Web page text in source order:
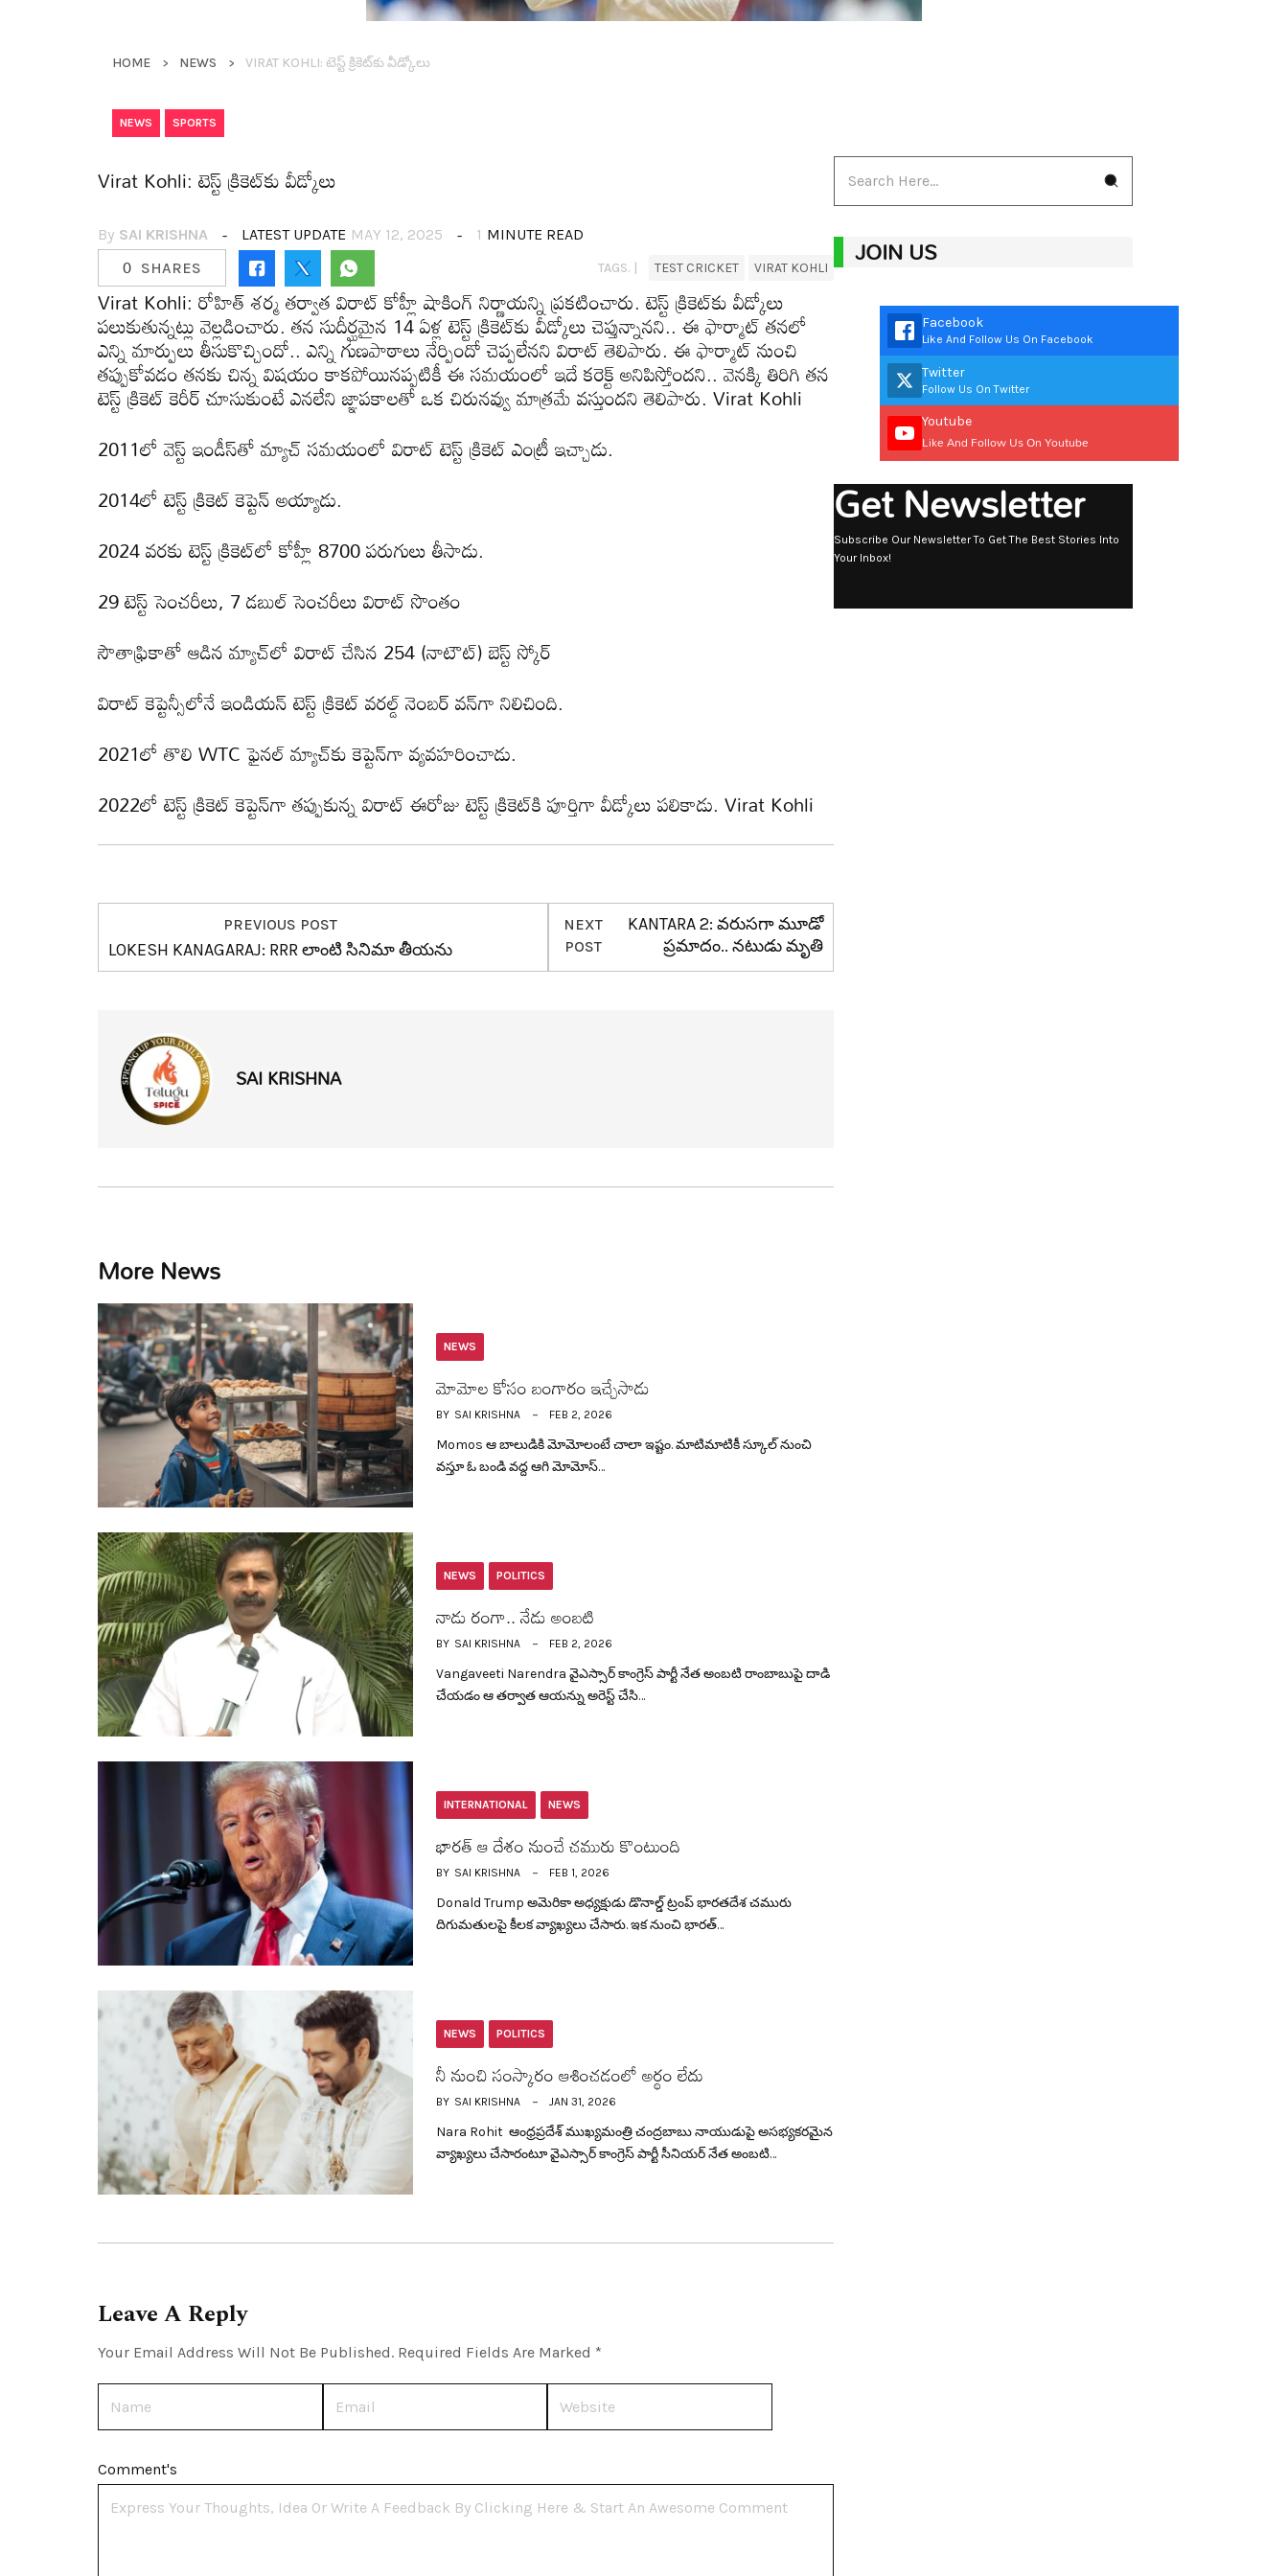
HOME NEWS VIRAT KOHLI: టెస్ట్ క్రికెట్‌కు వీడ్కోలు
NEWS SPORTS
Virat Kohli: టెస్ట్ క్రికెట్‌కు వీడ్కోలు
By SAI KRISHNA LATEST UPDATE MAY 12, 2025 1 MINUTE READ
0 SHARES TAGS. | TEST CRICKET VIRAT KOHLI
Virat Kohli: రోహిత్ శ‌ర్మ త‌ర్వాత విరాట్ కోహ్లీ షాకింగ్ నిర్ణాయ‌న్ని ప్ర‌కటించారు. టెస్ట్ క్రికెట్‌కు వీడ్కోలు
ప‌లుకుతున్న‌ట్లు వెల్ల‌డించారు. త‌న సుదీర్ఘ‌మైన 14 ఏళ్ల‌ టెస్ట్ క్రికెట్‌కు వీడ్కోలు చెప్తున్నాన‌ని.. ఈ ఫార్మాట్ త‌న‌లో
ఎన్ని మార్పులు తీసుకొచ్చిందో.. ఎన్ని గుణ‌పాఠాలు నేర్పిందో చెప్ప‌లేన‌ని విరాట్ తెలిపారు. ఈ ఫార్మాట్ నుంచి
త‌ప్పుకోవ‌డం త‌న‌కు చిన్న విష‌యం కాక‌పోయిన‌ప్ప‌టికీ ఈ స‌మయంలో ఇదే క‌రెక్ట్ అనిపిస్తోంద‌ని.. వెన‌క్కి తిరిగి త‌న
టెస్ట్ క్రికెట్ కెరీర్ చూసుకుంటే ఎన‌లేని జ్ఞాప‌కాలతో ఒక చిరున‌వ్వు మాత్ర‌మే వ‌స్తుంద‌ని తెలిపారు. Virat Kohli
2011లో వెస్ట్ ఇండీస్‌తో మ్యాచ్ స‌మ‌యంలో విరాట్ టెస్ట్ క్రికెట్ ఎంట్రీ ఇచ్చాడు.
2014లో టెస్ట్ క్రికెట్ కెప్టెన్ అయ్యాడు.
2024 వ‌ర‌కు టెస్ట్ క్రికెట్‌లో కోహ్లీ 8700 ప‌రుగులు తీసాడు.
29 టెస్ట్ సెంచ‌రీలు, 7 డ‌బుల్ సెంచరీలు విరాట్ సొంతం
సౌతాఫ్రికాతో ఆడిన మ్యాచ్‌లో విరాట్ చేసిన 254 (నాటౌట్) బెస్ట్ స్కోర్
విరాట్ కెప్టెన్సీలోనే ఇండియ‌న్ టెస్ట్ క్రికెట్ వ‌ర‌ల్డ్ నెంబ‌ర్ వ‌న్‌గా నిలిచింది.
2021లో తొలి WTC ఫైన‌ల్ మ్యాచ్‌కు కెప్టెన్‌గా వ్య‌వ‌హ‌రించాడు.
2022లో టెస్ట్ క్రికెట్ కెప్టెన్‌గా త‌ప్పుకున్న విరాట్ ఈరోజు టెస్ట్ క్రికెట్‌కి పూర్తిగా వీడ్కోలు ప‌లికాడు. Virat Kohli
PREVIOUS POST
LOKESH KANAGARAJ: RRR లాంటి సినిమా తీయ‌ను
NEXT
POST
KANTARA 2: వ‌రుస‌గా మూడో
ప్ర‌మాదం.. న‌టుడు మృతి
SAI KRISHNA
More News
NEWS
మోమోల కోసం బంగారం ఇచ్చేసాడు
BY SAI KRISHNA FEB 2, 2026
Momos ఆ బాలుడికి మోమోలంటే చాలా ఇష్టం. మాటిమాటికీ స్కూల్ నుంచి
వ‌స్తూ ఓ బండి వ‌ద్ద ఆగి మోమోస్…
NEWS POLITICS
నాడు రంగా.. నేడు అంబ‌టి
BY SAI KRISHNA FEB 2, 2026
Vangaveeti Narendra వైఎస్సార్ కాంగ్రెస్ పార్టీ నేత అంబ‌టి రాంబాబుపై దాడి
చేయడం ఆ త‌ర్వాత ఆయ‌న్ను అరెస్ట్ చేసి…
INTERNATIONAL NEWS
భార‌త్ ఆ దేశం నుంచే చ‌మురు కొంటుంది
BY SAI KRISHNA FEB 1, 2026
Donald Trump అమెరికా అధ్య‌క్షుడు డొనాల్డ్ ట్రంప్ భార‌త‌దేశ చ‌మురు
దిగుమతుల‌పై కీల‌క వ్యాఖ్య‌లు చేసారు. ఇక నుంచి భార‌త్…
NEWS POLITICS
నీ నుంచి సంస్కారం ఆశించ‌డంలో అర్థం లేదు
BY SAI KRISHNA JAN 31, 2026
Nara Rohit ఆంధ్ర‌ప్ర‌దేశ్ ముఖ్య‌మంత్రి చంద్ర‌బాబు నాయుడుపై అస‌భ్య‌క‌ర‌మైన
వ్యాఖ్య‌లు చేసారంటూ వైఎస్సార్ కాంగ్రెస్ పార్టీ సీనియ‌ర్ నేత అంబ‌టి…
Leave A Reply
Your Email Address Will Not Be Published. Required Fields Are Marked *
Comment's
JOIN US
Facebook
Like And Follow Us On Facebook
Twitter
Follow Us On Twitter
Youtube
Like And Follow Us On Youtube
Get Newsletter
Subscribe Our Newsletter To Get The Best Stories Into
Your Inbox!